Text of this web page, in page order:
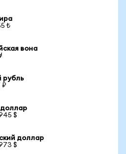
₺
вона
рубль
₽
доллар
$
доллар
$